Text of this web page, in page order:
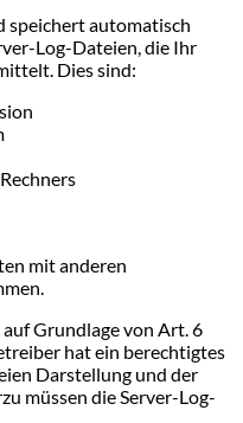
speichert automatisch
Log-Dateien, die Ihr
Dies sind:
mit anderen
Grundlage von Art. 6
hat ein berechtigtes
Darstellung und der
müssen die Server-Log-